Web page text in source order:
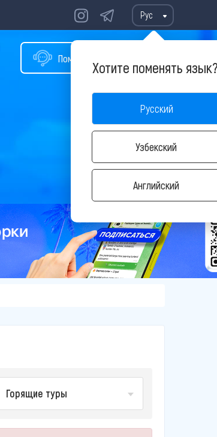
Рус
Хотите поменять
Русский
Узбекский
Английский
Помощь в подборе тура
Горящие туры